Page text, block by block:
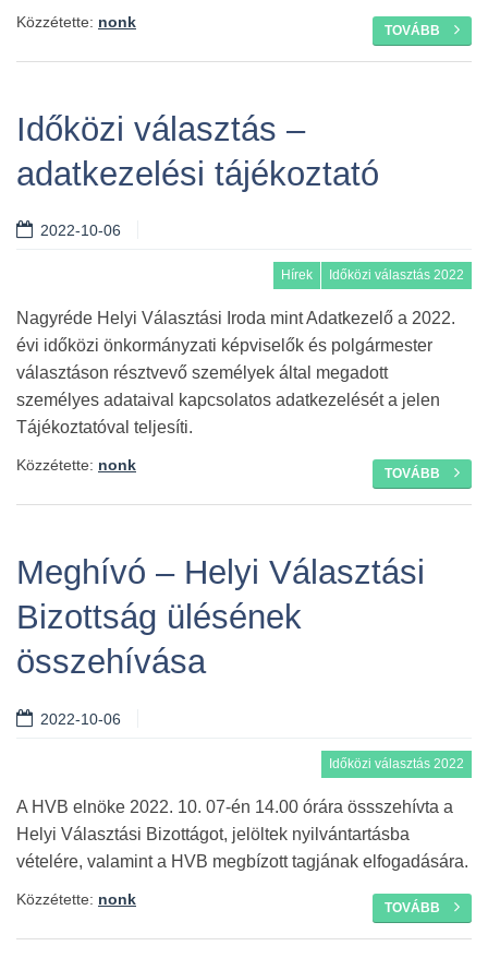
TOVÁBB
Közzétette: nonk
Időközi választás –
adatkezelési tájékoztató
2022-10-06
Hírek Időközi választás 2022
Nagyréde Helyi Választási Iroda mint Adatkezelő a 2022.
évi időközi önkormányzati képviselők és polgármester
választáson résztvevő személyek által megadott
személyes adataival kapcsolatos adatkezelését a jelen
Tájékoztatóval teljesíti.
TOVÁBB
Közzétette: nonk
Meghívó – Helyi Választási
Bizottság ülésének
összehívása
2022-10-06
Időközi választás 2022
A HVB elnöke 2022. 10. 07-én 14.00 órára össszehívta a
Helyi Választási Bizottágot, jelöltek nyilvántartásba
vételére, valamint a HVB megbízott tagjának elfogadására.
TOVÁBB
Közzétette: nonk